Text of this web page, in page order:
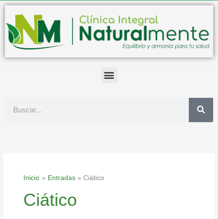
contenido
Inicio Entradas Ciático
Ciático